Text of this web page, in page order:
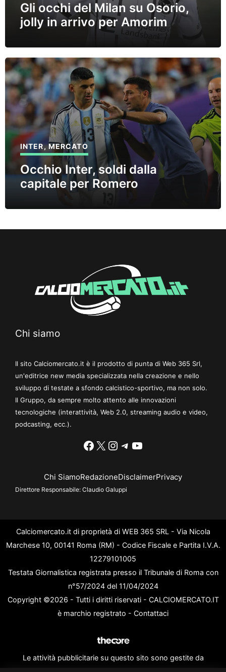
Gli occhi del Milan su Osorio,
jolly in arrivo per Amorim
INTER,MERCATO
Occhio Inter, soldi dalla
capitale per Romero
Chi siamo
Il sito Calciomercato.it è il prodotto di punta di Web 365 Srl,
un'editrice new media specializzata nella creazione e nello
sviluppo di testate a sfondo calcistico-sportivo, ma non solo.
Il Gruppo, da sempre molto attento alle innovazioni
tecnologiche (interattività, Web 2.0, streaming audio e video,
podcasting, ecc.).
Facebook
X Instagram
Telegram
YouTube
Chi SiamoRedazioneDisclaimerPrivacy
Direttore Responsabile: Claudio Galuppi
Calciomercato.it di proprietà di WEB 365 SRL - Via Nicola
Marchese 10, 00141 Roma (RM) - Codice Fiscale e Partita I.V.A.
12279101005
Testata Giornalistica registrata presso il Tribunale di Roma con
n°57/2024 del 11/04/2024
Copyright ©2026 - Tutti i diritti riservati - CALCIOMERCATO.IT
è marchio registrato - Contattaci
Le attività pubblicitarie su questo sito sono gestite da